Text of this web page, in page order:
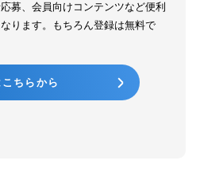
募、会員向けコンテンツなど便利
ります。もちろん登録は無料で
ちらから